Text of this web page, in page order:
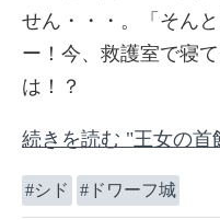
せん・・・。「そん
ー！今、救護室で寝
は！？
続きを読む "王女の首
シド ドワーフ城